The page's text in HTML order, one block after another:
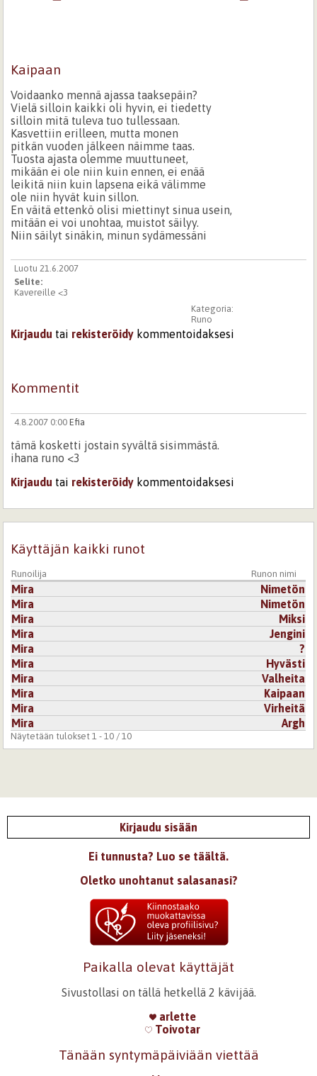
Kaipaan
Voidaanko mennä ajassa taaksepäin?
Vielä silloin kaikki oli hyvin, ei tiedetty
silloin mitä tuleva tuo tullessaan.
Kasvettiin erilleen, mutta monen
pitkän vuoden jälkeen näimme taas.
Tuosta ajasta olemme muuttuneet,
mikään ei ole niin kuin ennen, ei enää
leikitä niin kuin lapsena eikä välimme
ole niin hyvät kuin sillon.
En väitä ettenkö olisi miettinyt sinua usein,
mitään ei voi unohtaa, muistot säilyy.
Niin säilyt sinäkin, minun sydämessäni
Luotu 21.6.2007
Selite:
Kavereille <3
Kategoria:
Runo
Kirjaudu tai rekisteröidy kommentoidaksesi
Kommentit
4.8.2007 0:00 Efia
tämä kosketti jostain syvältä sisimmästä.
ihana runo <3
Kirjaudu tai rekisteröidy kommentoidaksesi
Käyttäjän kaikki runot
Runoilija Runon nimi
Mira
Nimetön
Mira
Nimetön
Mira
Miksi
Mira
Jengini
Mira
?
Mira
Hyvästi
Mira
Valheita
Mira
Kaipaan
Mira
Virheitä
Mira
Argh
Näytetään tulokset 1 - 10 / 10
Kirjaudu sisään
Ei tunnusta? Luo se täältä.
Oletko unohtanut salasanasi?
Paikalla olevat käyttäjät
Sivustollasi on tällä hetkellä 2 kävijää.
arlette
Toivotar
Tänään syntymäpäiviään viettää